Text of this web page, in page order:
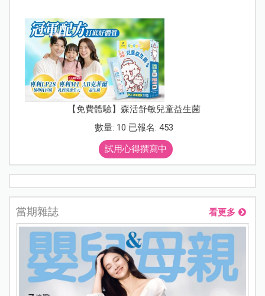
【免費體驗】森活舒敏兒童益生菌
數量: 10 已報名: 453
試用心得撰寫中
當期雜誌 看更多